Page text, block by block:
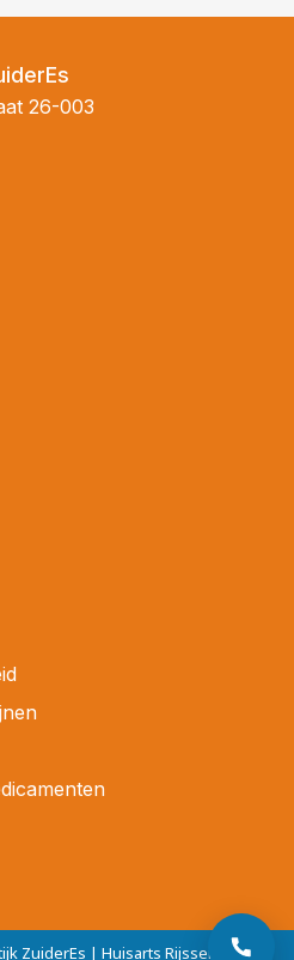
26-003
ZuiderEs | Huisarts Rijssen